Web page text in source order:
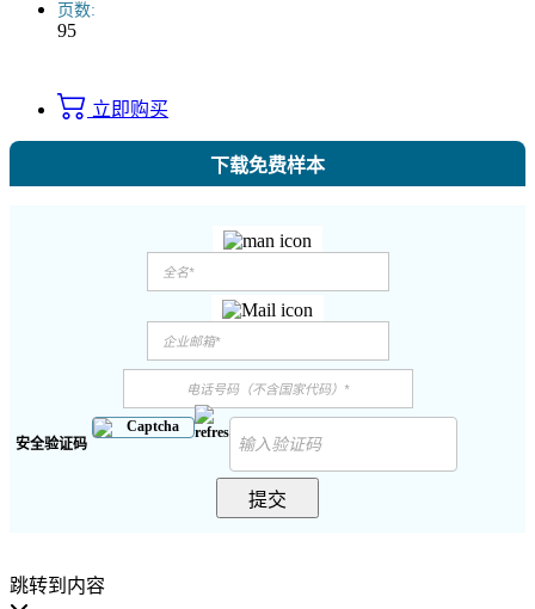
页数:
95
立即购买
下载免费样本
安全验证码
提交
跳转到内容